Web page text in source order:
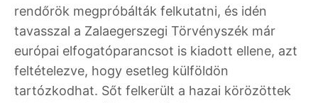
rendőrök megpróbálták felkutatni, és idén
tavasszal a Zalaegerszegi Törvényszék már
európai elfogatóparancsot is kiadott ellene, azt
feltételezve, hogy esetleg külföldön
tartózkodhat. Sőt felkerült a hazai körözöttek